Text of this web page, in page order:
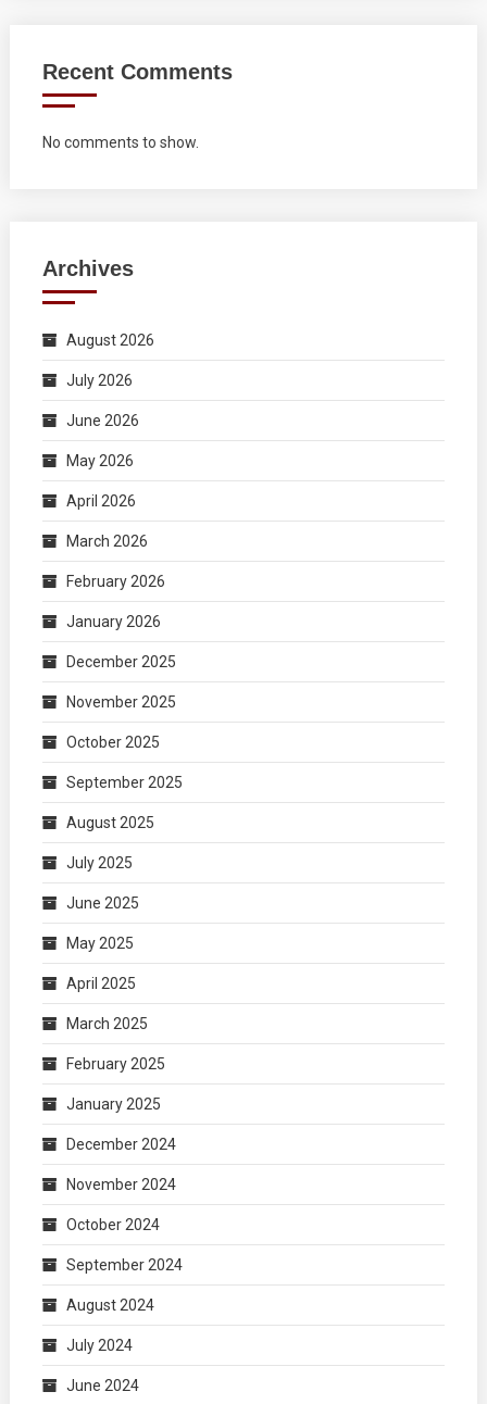
Recent Comments
No comments to show.
Archives
August 2026
July 2026
June 2026
May 2026
April 2026
March 2026
February 2026
January 2026
December 2025
November 2025
October 2025
September 2025
August 2025
July 2025
June 2025
May 2025
April 2025
March 2025
February 2025
January 2025
December 2024
November 2024
October 2024
September 2024
August 2024
July 2024
June 2024